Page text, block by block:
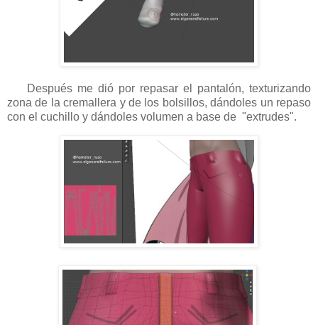
Después me dió por repasar el pantalón, texturizando
zona de la cremallera y de los bolsillos, dándoles un repaso
con el cuchillo y dándoles volumen a base de "extrudes".